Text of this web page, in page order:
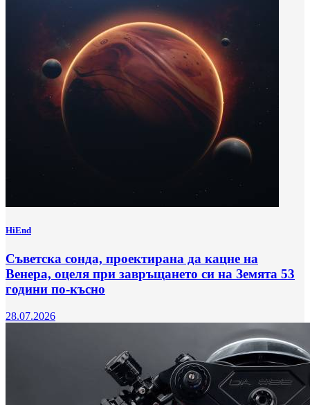
HiEnd
Съветска сонда, проектирана да кацне на
Венера, оцеля при завръщането си на Земята 53
години по-късно
28.07.2026